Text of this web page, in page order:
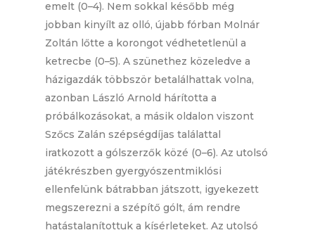
emelt (0–4). Nem sokkal később még
jobban kinyílt az olló, újabb fórban Molnár
Zoltán lőtte a korongot védhetetlenül a
ketrecbe (0–5). A szünethez közeledve a
házigazdák többször betalálhattak volna,
azonban László Arnold hárította a
próbálkozásokat, a másik oldalon viszont
Szőcs Zalán szépségdíjas találattal
iratkozott a gólszerzők közé (0–6). Az utolsó
játékrészben gyergyószentmiklósi
ellenfelünk bátrabban játszott, igyekezett
megszerezni a szépítő gólt, ám rendre
hatástalanítottuk a kísérleteket. Az utolsó